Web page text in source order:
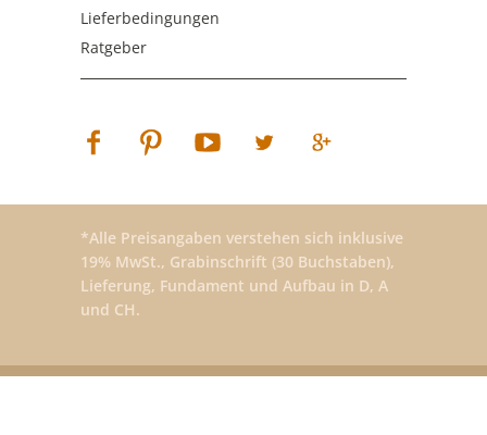
Lieferbedingungen
Ratgeber
*Alle Preisangaben verstehen sich inklusive
19% MwSt., Grabinschrift (30 Buchstaben),
Lieferung, Fundament und Aufbau in D, A
und CH.